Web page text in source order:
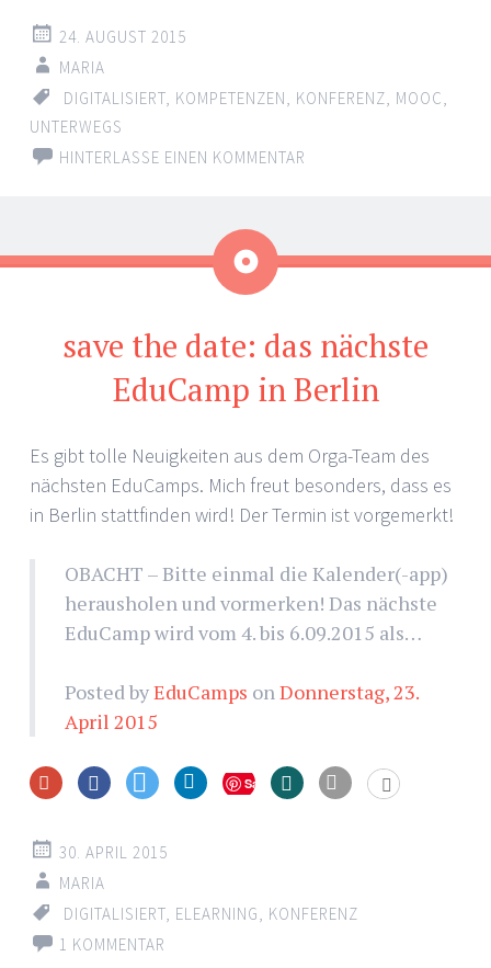
24. AUGUST 2015
MARIA
DIGITALISIERT KOMPETENZEN KONFERENZ MOOC
UNTERWEGS
HINTERLASSE EINEN KOMMENTAR
Kurzmitteilung
save the date: das nächste
EduCamp in Berlin
Es gibt tolle Neuigkeiten aus dem Orga-Team des
nächsten EduCamps. Mich freut besonders, dass es
in Berlin stattfinden wird! Der Termin ist vorgemerkt!
OBACHT – Bitte einmal die Kalender(-app)
herausholen und vormerken! Das nächste
EduCamp wird vom 4. bis 6.09.2015 als…
Posted byEduCamps on Donnerstag, 23.
April 2015
Save
30. APRIL 2015
MARIA
DIGITALISIERT ELEARNING
KONFERENZ
1 KOMMENTAR